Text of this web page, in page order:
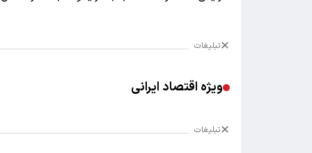
تبلیغات
ویژه اقتصاد ایرانی
تبلیغات